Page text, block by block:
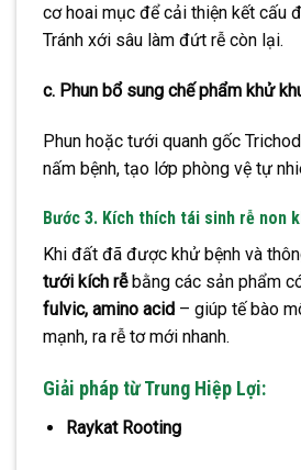
cơ hoai mục để cải thiện kết cấu
Tránh xới sâu làm đứt rễ còn lại.
c. Phun bổ sung chế phẩm khử
Phun hoặc tưới quanh gốc
nấm bệnh, tạo lớp phòng vệ tự
Bước 3. Kích thích tái sinh rễ non
Khi đất đã được khử bệnh và
tưới kích rễbằng các sản phẩm
fulvic, amino acid – giúp tế bào
mạnh, ra rễ tơ mới nhanh.
Giải pháp từ Trung Hiệp Lợi:
Raykat Rooting